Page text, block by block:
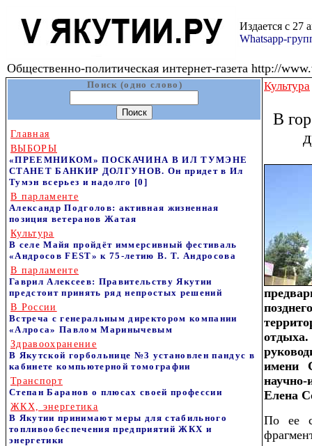
Издается с 27
Whatsapp-
Общественно-политическая интернет-газета http://
Поиск (одно слово)
Главная
ВЫБОРЫ
«ПРЕЕМНИКОМ» ПОСКАЧИНА В ИЛ ТУМЭНЕ
СТАНЕТ БАНКИР ДОЛГУНОВ. Он придет в Ил
Тумэн всерьез и надолго [0]
В парламенте
Александр Подголов: активная жизненная
позиция ветеранов Жатая
Культура
В селе Майя пройдёт иммерсивный фестиваль
«Андросов FEST» к 75‑летию В. Т. Андросова
В парламенте
Гаврил Алексеев: Правительству Якутии
предстоит принять ряд непростых решений
В России
Встреча с генеральным директором компании
«Алроса» Павлом Маринычевым
Здравоохранение
В Якутской горбольнице №3 установлен пандус в
кабинете компьютерной томографии
Транспорт
Степан Баранов о плюсах своей профессии
ЖКХ, энергетика
В Якутии принимают меры для стабильного
топливообеспечения предприятий ЖКХ и
энергетики
Культура
В
имени
Елена
По ее